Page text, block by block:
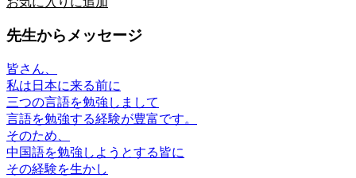
先生からメッセージ
皆さん、
私は日本に来る前に
三つの言語を勉強しまして
言語を勉強する経験が豊富です。
そのため、
中国語を勉強しようとする皆に
その経験を生かし